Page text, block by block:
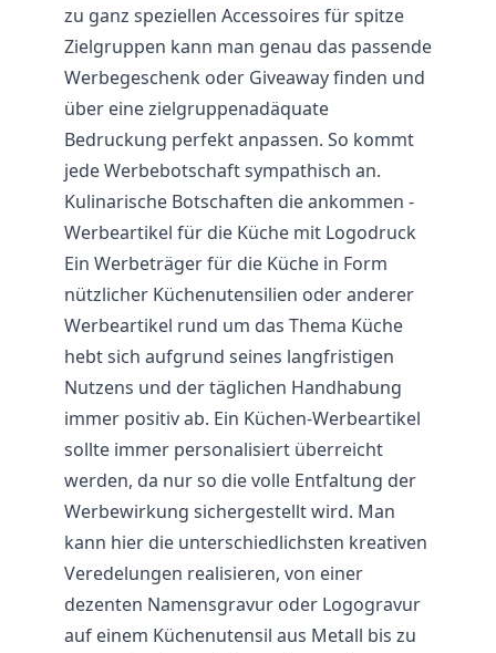
zu ganz speziellen Accessoires für spitze
Zielgruppen kann man genau das passende
Werbegeschenk oder Giveaway finden und
über eine zielgruppenadäquate
Bedruckung perfekt anpassen. So kommt
jede Werbebotschaft sympathisch an.
Kulinarische Botschaften die ankommen -
Werbeartikel für die Küche mit Logodruck
Ein Werbeträger für die Küche in Form
nützlicher Küchenutensilien oder anderer
Werbeartikel rund um das Thema Küche
hebt sich aufgrund seines langfristigen
Nutzens und der täglichen Handhabung
immer positiv ab. Ein Küchen-Werbeartikel
sollte immer personalisiert überreicht
werden, da nur so die volle Entfaltung der
Werbewirkung sichergestellt wird. Man
kann hier die unterschiedlichsten kreativen
Veredelungen realisieren, von einer
dezenten Namensgravur oder Logogravur
auf einem Küchenutensil aus Metall bis zu